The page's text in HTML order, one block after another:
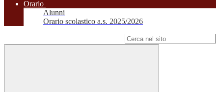
Orario
Alunni
Orario scolastico a.s. 2025/2026